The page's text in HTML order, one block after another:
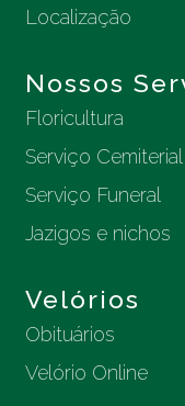
Localização
Nossos
Floricultura
Serviço Cemiterial
Serviço Funeral
Jazigos e nichos
Velórios
Obituários
Velório Online